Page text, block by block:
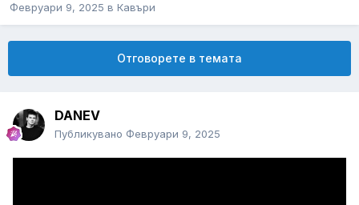
Февруари 9, 2025 в Кавъри
Отговорете в темата
DANEV
Публикувано Февруари 9, 2025